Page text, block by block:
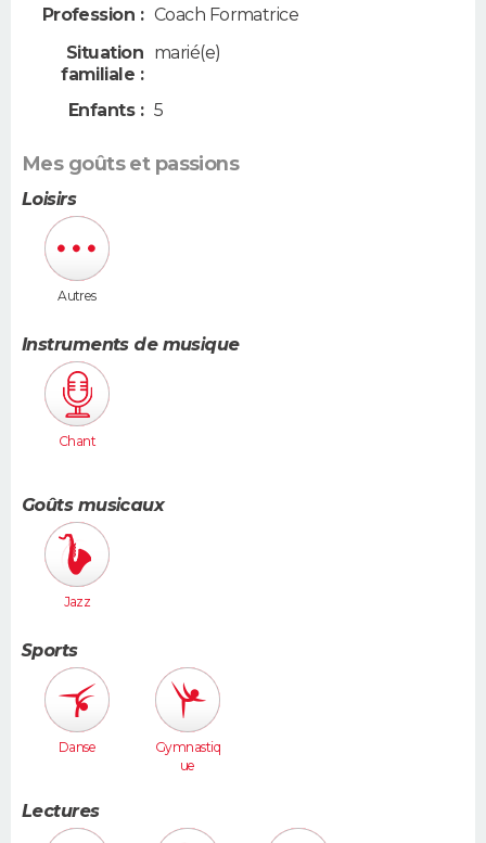
Profession : Coach Formatrice
Situation
familiale :
marié(e)
Enfants : 5
Mes goûts et passions
Loisirs
Autres
Instruments de musique
Chant
Goûts musicaux
Jazz
Sports
Danse
Gymnastiq
ue
Lectures